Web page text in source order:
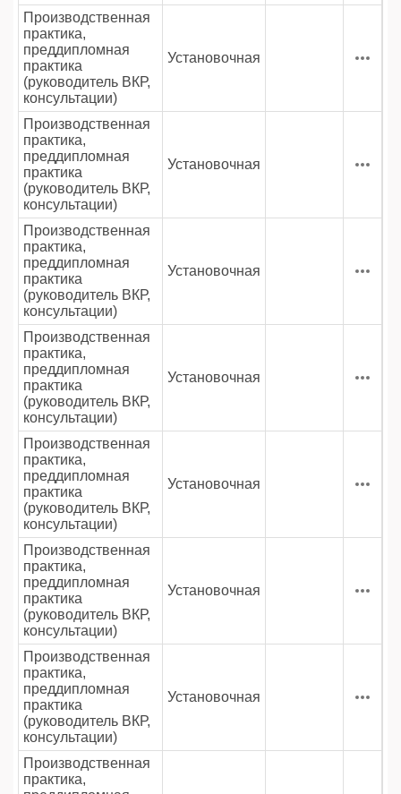
Производственная
практика,
преддипломная
практика
(руководитель ВКР,
консультации)
Установочная
Производственная
практика,
преддипломная
практика
(руководитель ВКР,
консультации)
Установочная
Производственная
практика,
преддипломная
практика
(руководитель ВКР,
консультации)
Установочная
Производственная
практика,
преддипломная
практика
(руководитель ВКР,
консультации)
Установочная
Производственная
практика,
преддипломная
практика
(руководитель ВКР,
консультации)
Установочная
Производственная
практика,
преддипломная
практика
(руководитель ВКР,
консультации)
Установочная
Производственная
практика,
преддипломная
практика
(руководитель ВКР,
консультации)
Установочная
Производственная
практика,